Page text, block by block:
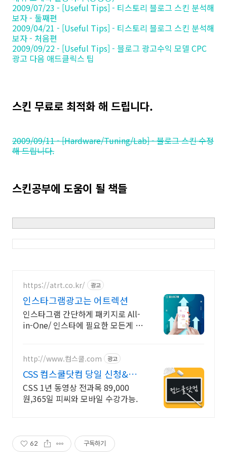
2009/07/23 - [Useful Tips] - 티스토리 블로그 스킨 분석해
보자 - 둘째편
2009/04/21 - [Useful Tips] - 티스토리 블로그 스킨 분석해
보자 - 처음편
2009/09/22 - [Useful Tips] - 블로그 광고수익 모델 CPC
광고 다음 애드클릭스 팁
스킨 무료로 최적화 해 드립니다.
2009/09/11 - [Hardware/Tuning/Lab] - 블로그 스킨 수정
해 드립니다.
스킨공부에 도움이 될 책들
https://atrt.co.kr/ 광고
인스타그램광고는 어트렉션
인스타그램 간단하게 패키지로 All-
in-One/ 인스타에 필요한 모든게 가
http://www.컴스쿨.com 광고
CSS 컴스쿨닷컴 당일 신청&결
제시 기프티콘!
CSS 1년 동영상 전과목 89,000
원,365일 피씨와 모바일 수강가능.
62 구독하기